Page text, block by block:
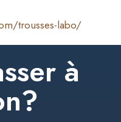
trousses-labo/
à